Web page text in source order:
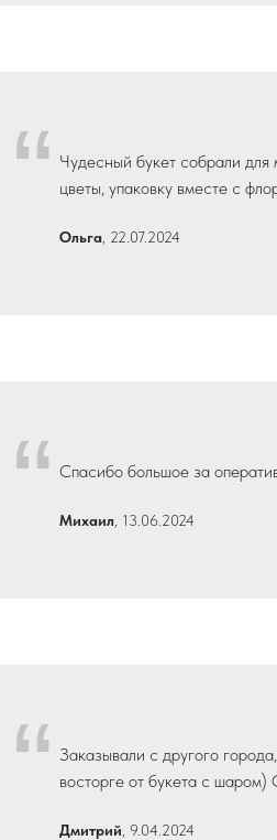
“ Чудесный букет собрали для
цветы, упаковку вместе с
Ольга , 22.07.2024
“ Спасибо большое за
Михаил , 13.06.2024
“ Заказывали с другого
восторге от букета с
Дмитрий , 9.04.2024